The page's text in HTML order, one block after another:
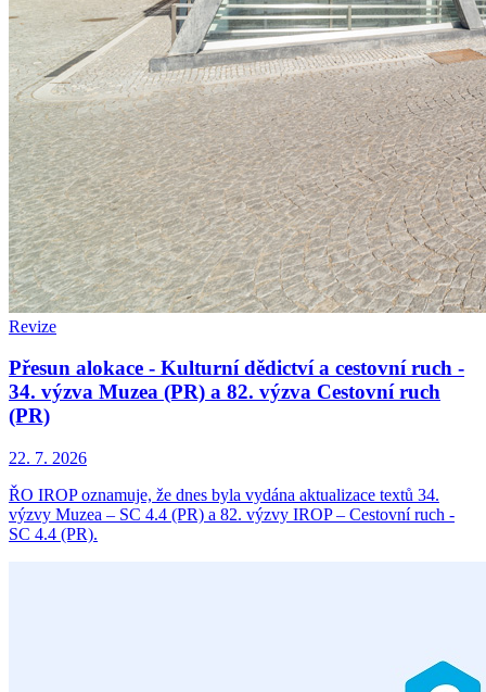
Revize
Přesun alokace - Kulturní dědictví a cestovní ruch -
34. výzva Muzea (PR) a 82. výzva Cestovní ruch
(PR)
22. 7. 2026
ŘO IROP oznamuje, že dnes byla vydána aktualizace textů 34.
výzvy Muzea – SC 4.4 (PR) a 82. výzvy IROP – Cestovní ruch -
SC 4.4 (PR).